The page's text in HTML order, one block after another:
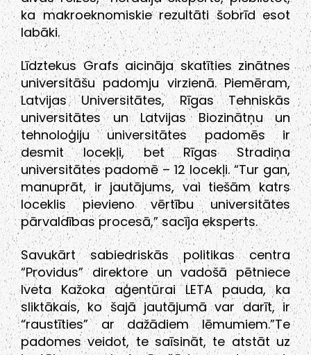
ka makroeknomiskie rezultāti šobrīd esot
labāki.
Līdztekus Grafs aicināja skatīties zinātnes
universitāšu padomju virzienā. Piemēram,
Latvijas Universitātes, Rīgas Tehniskās
universitātes un Latvijas Biozinātņu un
tehnoloģiju universitātes padomēs ir
desmit locekļi, bet Rīgas Stradiņa
universitātes padomē – 12 locekļi. “Tur gan,
manuprāt, ir jautājums, vai tiešām katrs
loceklis pievieno vērtību universitātes
pārvaldības procesā,” sacīja eksperts.
Savukārt sabiedriskās politikas centra
“Providus” direktore un vadošā pētniece
Iveta Kažoka aģentūrai LETA pauda, ka
sliktākais, ko šajā jautājumā var darīt, ir
“raustīties” ar dažādiem lēmumiem.”Te
padomes veidot, te saīsināt, te atstāt uz